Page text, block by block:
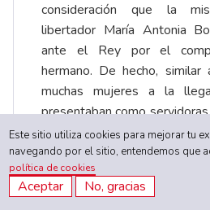
consideración que la
libertador María Antonia
ante el Rey por el
hermano. De hecho, similar
muchas mujeres a la
presentaban como
Rey Fernando VII” , como el
Arteaga, natural de
desprecio de su misma familia
realista (Cherpak, 1995, pág.
Este sitio utiliza cookies para mejorar tu
navegando por el sitio, entendemos que
política de cookies
Aceptar No, gracias